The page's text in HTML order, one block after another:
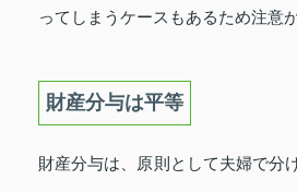
ってしまうケースもあるため注意
財産分与は平等
財産分与は、原則として夫婦で分